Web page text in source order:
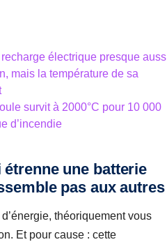
électrique presque
mais la température de sa
survit à 2000°C pour 10 000
d’incendie
étrenne une batterie
pas aux autres
théoriquement vous
Et pour cause : cette